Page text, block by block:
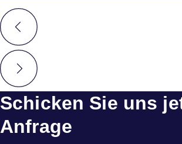
Schicken Sie uns
Anfrage